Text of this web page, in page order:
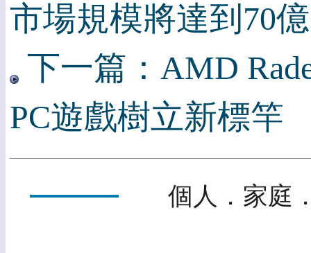
市場規模將達到70
下一篇：AMD
PC遊戲樹立新標竿
個人．家庭